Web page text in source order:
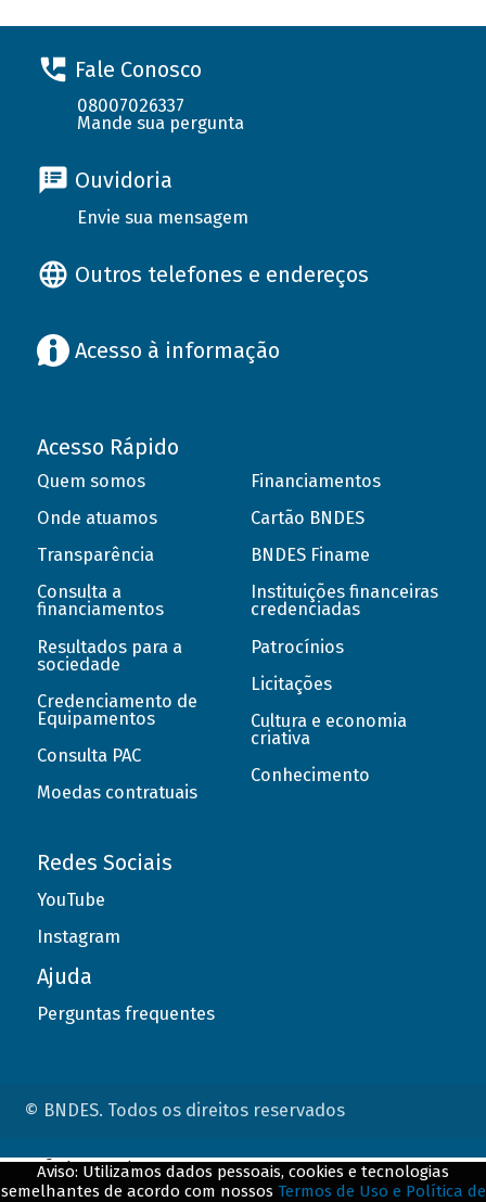
Fale Conosco
08007026337
Mande sua pergunta
Ouvidoria
Envie sua mensagem
Outros telefones e endereços
Acesso à informação
Acesso Rápido
Quem somos
Onde atuamos
Transparência
Consulta a
financiamentos
Resultados para a
sociedade
Credenciamento de
Equipamentos
Consulta PAC
Moedas contratuais
Financiamentos
Cartão BNDES
BNDES Finame
Instituições financeiras
credenciadas
Patrocínios
Licitações
Cultura e economia
criativa
Conhecimento
Redes Sociais
YouTube
Instagram
Ajuda
Perguntas frequentes
© BNDES. Todos os direitos reservados
Aviso: Utilizamos dados pessoais, cookies e tecnologias
semelhantes de acordo com nossos Termos de Uso e Política de
ConteÃºdo complementar